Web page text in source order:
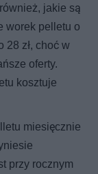
jakie są
worek pelletu o
28 zł, choć w
oferty.
kosztuje
miesięcznie
przy rocznym